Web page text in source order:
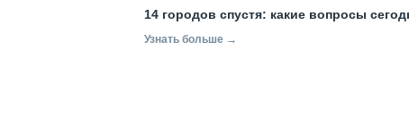
14 городов спустя: какие вопросы
Узнать больше →